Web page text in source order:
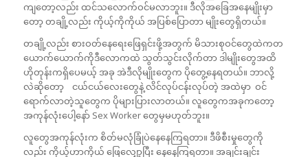
ကျတော့လည်း ထင်သလောက်ဝင်မလာဘူး။ ဒီလိုအခြေအနေမျိုးမှာ
တော့ တချို့လည်း ကိုယ့်ကိုကိုယ် အပြစ်ပြောတာ မျိုးတွေရှိတယ်။
တချို့လည်း စားဝတ်နေရေးဖြေရှင်းဖို့အတွက် မိသားစုဝင်တွေထဲကတ
ယောက်ယောက်ကိုဒီလောကထဲ သွတ်သွင်းလိုက်တာ ဒါမျိုးတွေအထိ
ဟိုတုန်းကရှိပေမယ့် အခု အဲဒီလိုမျိုးတွေက ပိုတွေ့နေရတယ်။ ဘာလို့
လဲဆိုတော့ ငယ်ငယ်လေးတွေနဲ့ လိင်လုပ်ငန်းလုပ်တဲ့ အထဲမှာ ဝင်
ရောက်လာတဲ့သူတွေက ပိုများပြားလာတယ်။ လူတွေကအခုကတော့
အကုန်လုံးပေါ့နော် Sex Worker တွေမှမဟုတ်ဘူး။
လူတွေအကုန်လုံးက စိတ်မလုံခြုံပဲနေနေကြရတာ။ ဒီဖိစီးမှုတွေကို
လည်း ကိုယ့်ဟာကိုယ် ဖြေလျှော့ပြီး နေနေကြရတာ။ အချင်းချင်း